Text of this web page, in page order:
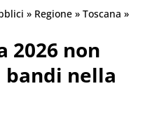
» Regione » Toscana »
2026 non
bandi nella